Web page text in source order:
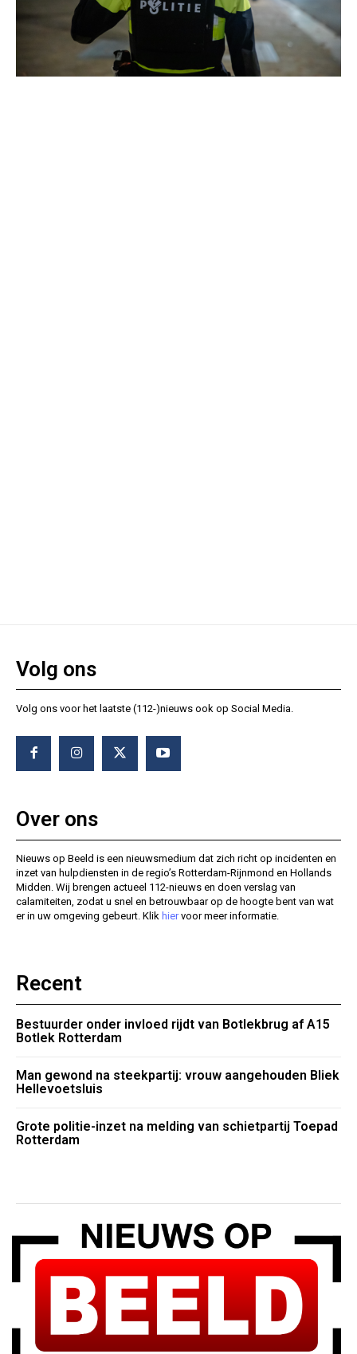
Volg ons
Volg ons voor het laatste (112-)nieuws ook op Social Media.
Over ons
Nieuws op Beeld is een nieuwsmedium dat zich richt op incidenten en
inzet van hulpdiensten in de regio’s Rotterdam-Rijnmond en Hollands
Midden. Wij brengen actueel 112-nieuws en doen verslag van
calamiteiten, zodat u snel en betrouwbaar op de hoogte bent van wat
er in uw omgeving gebeurt. Klik hiervoor meer informatie.
Recent
Bestuurder onder invloed rijdt van Botlekbrug af A15
Botlek Rotterdam
Man gewond na steekpartij: vrouw aangehouden Bliek
Hellevoetsluis
Grote politie-inzet na melding van schietpartij Toepad
Rotterdam